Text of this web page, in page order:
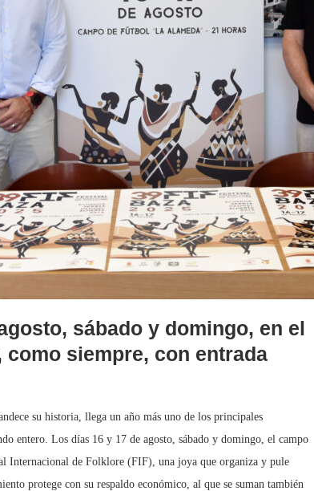
sábado y domingo, en el
como siempre, con entrada
su historia, llega un año más uno de los principales
entero. Los días 16 y 17 de agosto, sábado y domingo, el campo
Internacional de Folklore (FIF), una joya que organiza y pule
protege con su respaldo económico, al que se suman también